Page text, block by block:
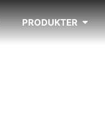
PRODUKTER